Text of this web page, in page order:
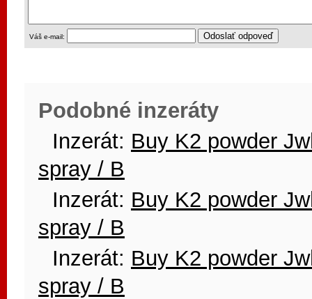
Váš e-mail:
Podobné inzeráty
Inzerát: Buy K2 powder
spray / B
Inzerát: Buy K2 powder
spray / B
Inzerát: Buy K2 powder
spray / B